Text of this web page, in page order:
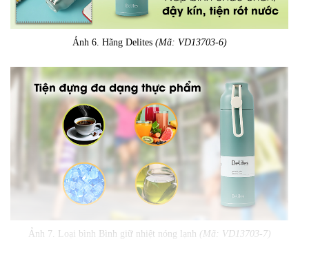
Ảnh 6. Hãng Delites (Mã: VD13703-6)
Ảnh 7. Loại bình Bình giữ nhiệt nóng lạnh (Mã: VD13703-7)